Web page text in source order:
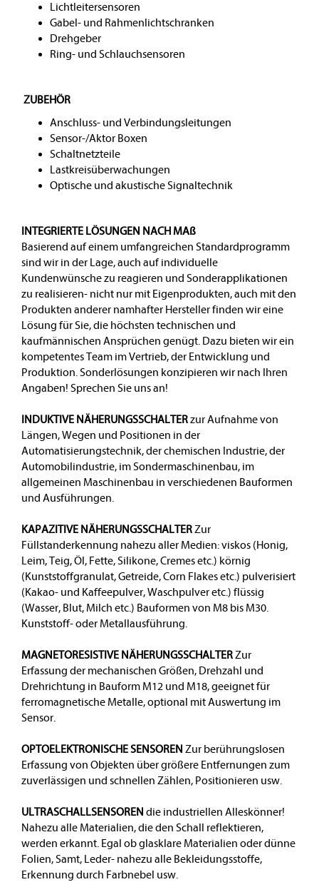
Lichtleitersensoren
Gabel- und Rahmenlichtschranken
Drehgeber
Ring- und Schlauchsensoren
ZUBEHÖR
Anschluss- und Verbindungsleitungen
Sensor-/Aktor Boxen
Schaltnetzteile
Lastkreisüberwachungen
Optische und akustische Signaltechnik
INTEGRIERTE LÖSUNGEN NACH MAß
Basierend auf einem umfangreichen Standardprogramm
sind wir in der Lage, auch auf individuelle
Kundenwünsche zu reagieren und Sonderapplikationen
zu realisieren- nicht nur mit Eigenprodukten, auch mit den
Produkten anderer namhafter Hersteller finden wir eine
Lösung für Sie, die höchsten technischen und
kaufmännischen Ansprüchen genügt. Dazu bieten wir ein
kompetentes Team im Vertrieb, der Entwicklung und
Produktion. Sonderlösungen konzipieren wir nach Ihren
Angaben! Sprechen Sie uns an!
INDUKTIVE NÄHERUNGSSCHALTERzur Aufnahme von
Längen, Wegen und Positionen in der
Automatisierungstechnik, der chemischen Industrie, der
Automobilindustrie, im Sondermaschinenbau, im
allgemeinen Maschinenbau in verschiedenen Bauformen
und Ausführungen.
KAPAZITIVE NÄHERUNGSSCHALTERZur
Füllstanderkennung nahezu aller Medien: viskos (Honig,
Leim, Teig, Öl, Fette, Silikone, Cremes etc.) körnig
(Kunststoffgranulat, Getreide, Corn Flakes etc.) pulverisiert
(Kakao- und Kaffeepulver, Waschpulver etc.) flüssig
(Wasser, Blut, Milch etc.) Bauformen von M8 bis M30.
Kunststoff- oder Metallausführung.
MAGNETORESISTIVE NÄHERUNGSSCHALTERZur
Erfassung der mechanischen Größen, Drehzahl und
Drehrichtung in Bauform M12 und M18, geeignet für
ferromagnetische Metalle, optional mit Auswertung im
Sensor.
OPTOELEKTRONISCHE SENSOREN Zur berührungslosen
Erfassung von Objekten über größere Entfernungen zum
zuverlässigen und schnellen Zählen, Positionieren usw.
ULTRASCHALLSENSOREN die industriellen Alleskönner!
Nahezu alle Materialien, die den Schall reflektieren,
werden erkannt. Egal ob glasklare Materialien oder dünne
Folien, Samt, Leder- nahezu alle Bekleidungsstoffe,
Erkennung durch Farbnebel usw.